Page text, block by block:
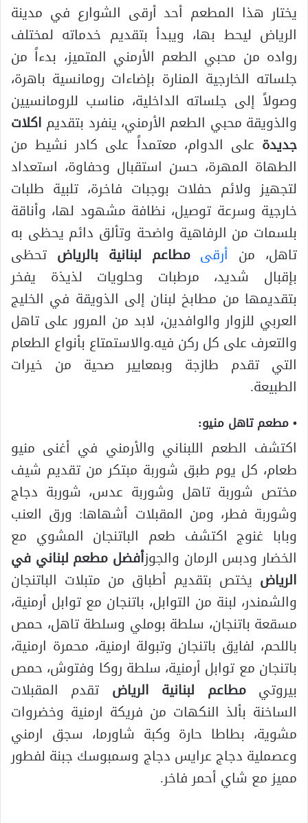
يختار هذا المطعم أحد أرقى الشوارع في مدينة
الرياض ليحط بها، ويبدأ بتقديم خدماته لمختلف
رواده من محبي الطعم الأرمني المتميز، بدءاً من
جلساته الخارجية المنارة بإضاءات رومانسية باهرة،
وصولاً إلى جلساته الداخلية، مناسب للرومانسيين
والذويقة محبي الطعم الأرمني، ينفرد بتقديم اكلات
جديدة على الدوام، معتمداً على كادر نشيط من
الطهاة المهرة، حسن استقبال وحفاوة، استعداد
لتجهيز ولائم حفلات بوجبات فاخرة، تلبية طلبات
خارجية وسرعة توصيل، نظافة مشهود لها، وأناقة
بلسمات من الرفاهية واضحة وتألق دائم يحظى به
تاهل، من أرقى مطاعم لبنانية بالرياض تحظى
بإقبال شديد، مرطبات وحلويات لذيذة يفخر
بتقديمها من مطابخ لبنان إلى الذويقة في الخليج
العربي للزوار والوافدين، لابد من المرور على تاهل
والتعرف على كل ركن فيه.والاستمتاع بأنواع الطعام
التي تقدم طازجة وبمعايير صحية من خيرات
الطبيعة.
• مطعم تاهل منيو:
اكتشف الطعم اللبناني والأرمني في أغنى منيو
طعام، كل يوم طبق شوربة مبتكر من تقديم شيف
مختص شوربة تاهل وشوربة عدس، شوربة دجاج
وشوربة فطر، ومن المقبلات أشهاها: ورق العنب
وبابا غنوج اكتشف طعم الباتنجان المشوي مع
الخضار ودبس الرمان والجوزأفضل مطعم لبناني في
الرياض يختص بتقديم أطباق من متبلات الباتنجان
والشمندر، لبنة من التوابل، باتنجان مع توابل أرمنية،
مسقعة باتنجان، سلطة بوملي وسلطة تاهل، حمص
باللحم، لفايق باتنجان وتبولة ارمنية، محمرة ارمنية،
باتنجان مع توابل أرمنية، سلطة روكا وفتوش، حمص
بيروتيمطاعم لبنانية الرياض تقدم المقبلات
الساخنة بألذ النكهات من فريكة ارمنية وخضروات
مشوية، بطاطا حارة وكبة شاورما، سجق ارمني
وعصملية دجاج عرايس دجاج وسمبوسك جبنة لفطور
مميز مع شاي أحمر فاخر.